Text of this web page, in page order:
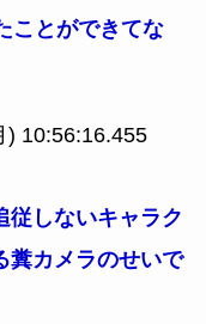
ことができてな
) 10:56:16.455
従しないキャラク
糞カメラのせいで